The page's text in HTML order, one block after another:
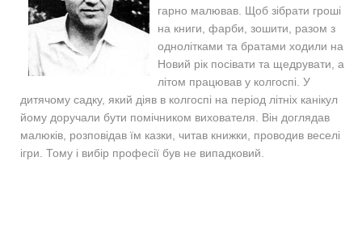
гарно малював. Щоб зібрати гроші
на книги, фарби, зошити, разом з
однолітками та братами ходили на
Новий рік посівати та щедрувати, а
літом працював у колгоспі. У
дитячому садку, який діяв в колгоспі на період літніх канікул
йому доручали бути помічником вихователя. Він доглядав
малюків, розповідав їм казки, читав книжки, проводив веселі
ігри. Тому і вибір професії був не випадковий.